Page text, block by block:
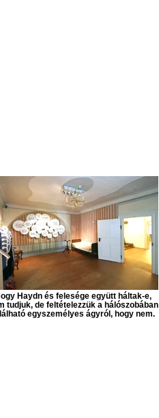
Haydn és felesége együtt háltak-e,
tudjuk, de feltételezzük a hálószobában
egyszemélyes ágyról, hogy nem.